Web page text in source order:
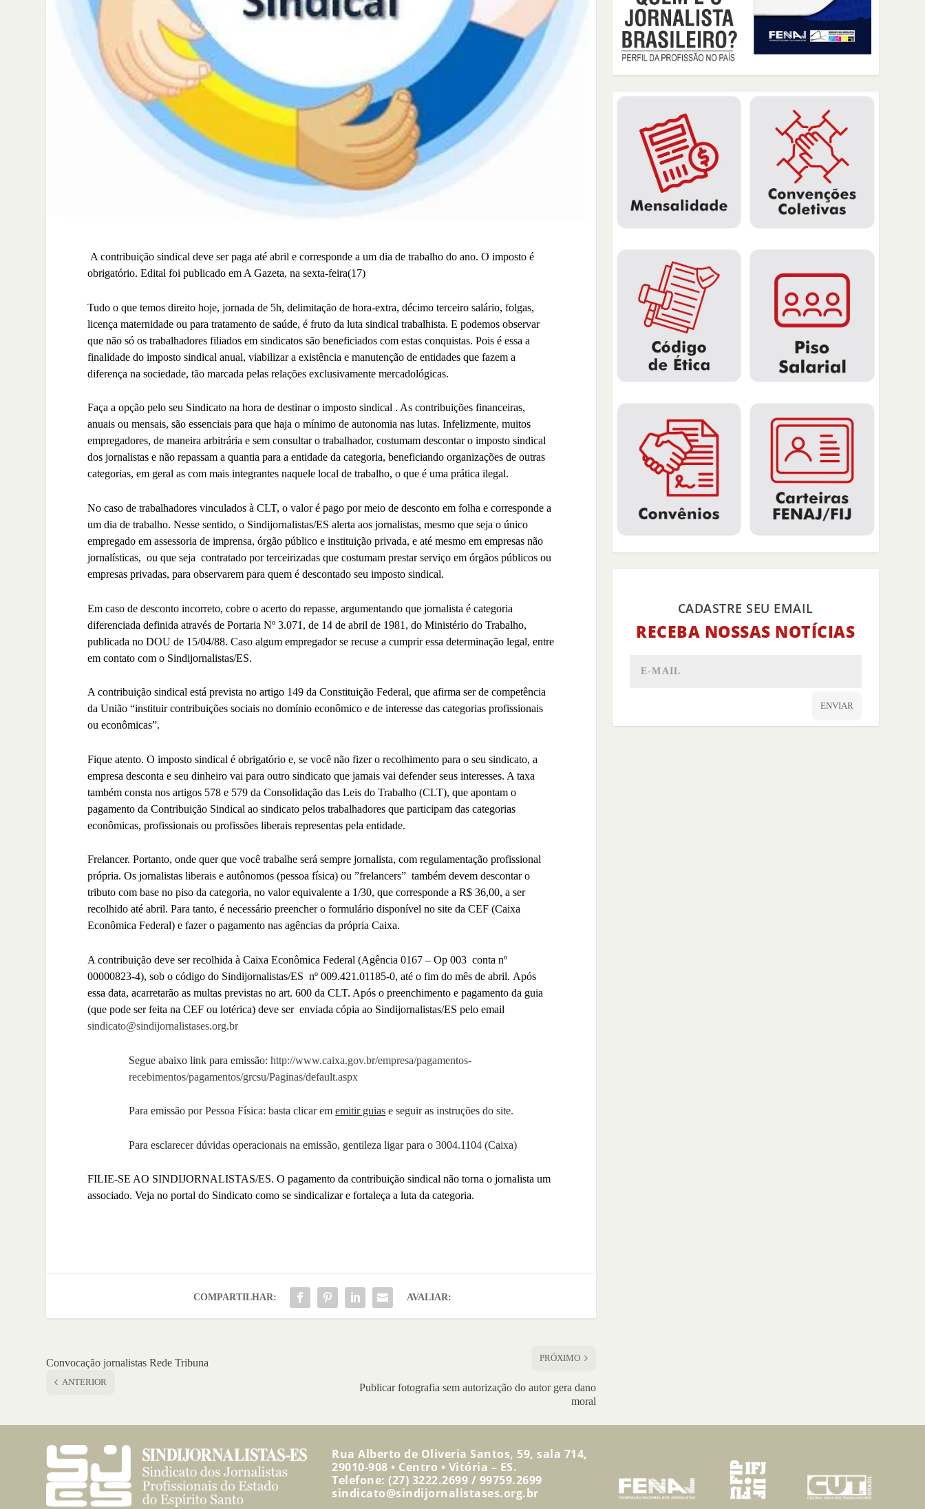
A contribuição sindical deve ser paga até abril e corresponde a um dia de trabalho do ano. O imposto é
obrigatório. Edital foi publicado em A Gazeta, na sexta-feira(17)
Tudo o que temos direito hoje, jornada de 5h, delimitação de hora-extra, décimo terceiro salário, folgas,
licença maternidade ou para tratamento de saúde, é fruto da luta sindical trabalhista. E podemos observar
que não só os trabalhadores filiados em sindicatos são beneficiados com estas conquistas. Pois é essa a
finalidade do imposto sindical anual, viabilizar a existência e manutenção de entidades que fazem a
diferença na sociedade, tão marcada pelas relações exclusivamente mercadológicas.
Faça a opção pelo seu Sindicato na hora de destinar o imposto sindical . As contribuições financeiras,
anuais ou mensais, são essenciais para que haja o mínimo de autonomia nas lutas. Infelizmente, muitos
empregadores, de maneira arbitrária e sem consultar o trabalhador, costumam descontar o imposto sindical
dos jornalistas e não repassam a quantia para a entidade da categoria, beneficiando organizações de outras
categorias, em geral as com mais integrantes naquele local de trabalho, o que é uma prática ilegal.
No caso de trabalhadores vinculados à CLT, o valor é pago por meio de desconto em folha e corresponde a
um dia de trabalho. Nesse sentido, o Sindijornalistas/ES alerta aos jornalistas, mesmo que seja o único
empregado em assessoria de imprensa, órgão público e instituição privada, e até mesmo em empresas não
jornalísticas,ou que seja contratado por terceirizadas que costumam prestar serviço em órgãos públicos ou
empresas privadas, para observarem para quem é descontado seu imposto sindical.
Em caso de desconto incorreto, cobre o acerto do repasse, argumentando que jornalista é categoria
diferenciada definida através de Portaria Nº 3.071, de 14 de abril de 1981, do Ministério do Trabalho,
publicada no DOU de 15/04/88. Caso algum empregador se recuse a cumprir essa determinação legal, entre
em contato com o Sindijornalistas/ES.
A contribuição sindical está prevista no artigo 149 da Constituição Federal, que afirma ser de competência
da União “instituir contribuições sociais no domínio econômico e de interesse das categorias profissionais
ou econômicas”.
Fique atento. O imposto sindical é obrigatório e, se você não fizer o recolhimento para o seu sindicato, a
empresa desconta e seu dinheiro vai para outro sindicato que jamais vai defender seus interesses. A taxa
também consta nos artigos 578 e 579 da Consolidação das Leis do Trabalho (CLT), que apontam o
pagamento da Contribuição Sindical ao sindicato pelos trabalhadores que participam das categorias
econômicas, profissionais ou profissões liberais representas pela entidade.
Frelancer. Portanto, onde quer que você trabalhe será sempre jornalista, com regulamentação profissional
própria. Os jornalistas liberais e autônomos (pessoa física) ou ”frelancers”também devem descontar o
tributo com base no piso da categoria, no valor equivalente a 1/30, que corresponde a R$ 36,00, a ser
recolhido até abril. Para tanto, é necessário preencher o formulário disponível no site da CEF (Caixa
Econômica Federal) e fazer o pagamento nas agências da própria Caixa.
A contribuição deve ser recolhida à Caixa Econômica Federal (Agência 0167 – Op 003conta nº
00000823-4), sob o código do Sindijornalistas/ES nº 009.421.01185-0, até o fim do mês de abril. Após
essa data, acarretarão as multas previstas no art. 600 da CLT. Após o preenchimento e pagamento da guia
(que pode ser feita na CEF ou lotérica) deve ser enviada cópia ao Sindijornalistas/ES pelo email
sindicato@sindijornalistases.org.br
Segue abaixo link para emissão:http://www.caixa.gov.br/empresa/pagamentos-
recebimentos/pagamentos/grcsu/Paginas/default.aspx
Para emissão por Pessoa Física: basta clicar ememitir guias e seguir as instruções do site.
Para esclarecer dúvidas operacionais na emissão, gentileza ligar para o 3004.1104 (Caixa)
FILIE-SE AO SINDIJORNALISTAS/ES.O pagamento da contribuição sindical não torna o jornalista um
associado. Veja no portal do Sindicato como se sindicalizar e fortaleça a luta da categoria.
COMPARTILHAR: AVALIAR:
Convocação jornalistas Rede Tribuna
ANTERIOR
PRÓXIMO
Publicar fotografia sem autorização do autor gera dano
moral
CADASTRE SEU EMAIL
RECEBA NOSSAS NOTÍCIAS
ENVIAR
Rua Alberto de Oliveria Santos, 59, sala 714,
29010-908 • Centro • Vitória – ES.
Telefone: (27) 3222.2699 / 99759.2699
sindicato@sindijornalistases.org.br